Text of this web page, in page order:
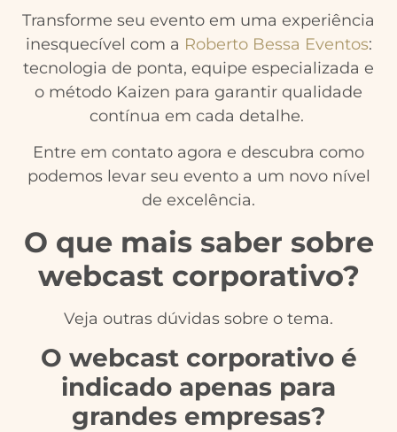
Transforme seu evento em uma experiência
inesquecível com a Roberto Bessa Eventos:
tecnologia de ponta, equipe especializada e
o método Kaizen para garantir qualidade
contínua em cada detalhe.
Entre em contato agora e descubra como
podemos levar seu evento a um novo nível
de excelência.
O que mais saber sobre
webcast corporativo?
Veja outras dúvidas sobre o tema.
O webcast corporativo é
indicado apenas para
grandes empresas?